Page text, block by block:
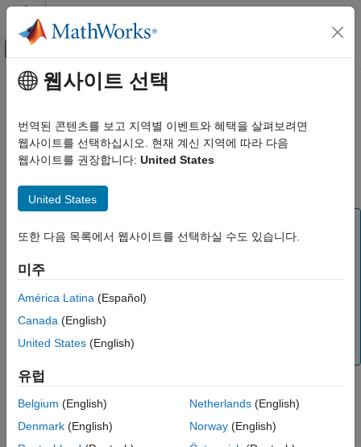
콘텐츠로 바로 가기
오프캔버스 탐색 메뉴 토글
문서 홈
외부 언어 인터페이스
MATLAB과 C
loadlibrary를 사용하여 불러온 C
이 페이지 내용
주요 콘텐츠
loadlibrary 를 사용하여 불러온 C
라이브러리의 함수 호출하기
공유 라이브러리는 런타임에 애플리케이션이 동적으로 불러오는
MATLAB ®R2021b 이하에서는 이 MATLAB 인터페이스를
라이브러리와 C++ 라이브러리의 함수를 호출하기 위해
권장되는 방법은 라이브러리에 대한 MATLAB
인터페이스를 만드는 것입니다. 자세한 내용은
MATLAB에서 C/C++ 호출하기
(R2022a 이후)
MATLAB은 지원되는 모든 플랫폼에서 동적 연결을 지원합니다.
플랫폼 공유 라이브러리
파일 확장자
웹사이트 선택
번역된 콘텐츠를 보고 지역별 이벤트와 혜택을 살펴보려면
웹사이트를 선택하십시오. 현재 계신 지역에 따라 다음
웹사이트를 권장합니다: United States
United States
또한 다음 목록에서 웹사이트를 선택하실 수도 있습니다.
미주
América Latina (Español)
Canada (English)
United States (English)
유럽
Belgium (English)
Denmark (English)
Netherlands(English)
Norway(English)